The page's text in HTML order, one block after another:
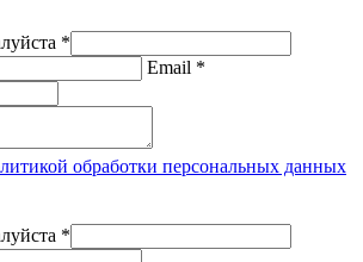
*
Email *
обработки персональных данных
*